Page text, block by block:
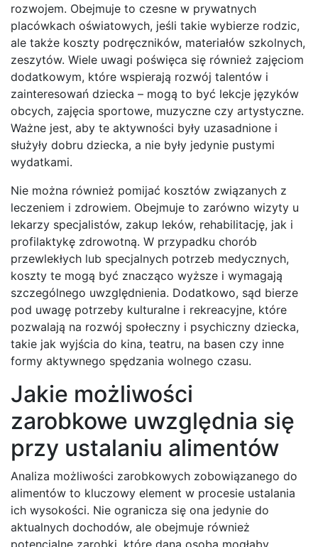
rozwojem. Obejmuje to czesne w prywatnych
placówkach oświatowych, jeśli takie wybierze rodzic,
ale także koszty podręczników, materiałów szkolnych,
zeszytów. Wiele uwagi poświęca się również zajęciom
dodatkowym, które wspierają rozwój talentów i
zainteresowań dziecka – mogą to być lekcje języków
obcych, zajęcia sportowe, muzyczne czy artystyczne.
Ważne jest, aby te aktywności były uzasadnione i
służyły dobru dziecka, a nie były jedynie pustymi
wydatkami.
Nie można również pomijać kosztów związanych z
leczeniem i zdrowiem. Obejmuje to zarówno wizyty u
lekarzy specjalistów, zakup leków, rehabilitację, jak i
profilaktykę zdrowotną. W przypadku chorób
przewlekłych lub specjalnych potrzeb medycznych,
koszty te mogą być znacząco wyższe i wymagają
szczególnego uwzględnienia. Dodatkowo, sąd bierze
pod uwagę potrzeby kulturalne i rekreacyjne, które
pozwalają na rozwój społeczny i psychiczny dziecka,
takie jak wyjścia do kina, teatru, na basen czy inne
formy aktywnego spędzania wolnego czasu.
Jakie możliwości
zarobkowe uwzględnia się
przy ustalaniu alimentów
Analiza możliwości zarobkowych zobowiązanego do
alimentów to kluczowy element w procesie ustalania
ich wysokości. Nie ogranicza się ona jedynie do
aktualnych dochodów, ale obejmuje również
potencjalne zarobki, które dana osoba mogłaby